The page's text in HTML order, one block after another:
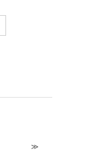
≫